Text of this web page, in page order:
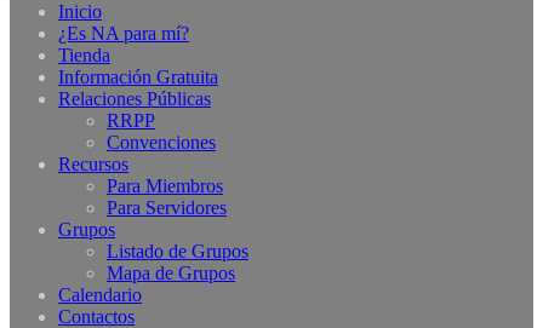
Inicio
¿Es NA para mí?
Tienda
Información Gratuita
Relaciones Públicas
RRPP
Convenciones
Recursos
Para Miembros
Para Servidores
Grupos
Listado de Grupos
Mapa de Grupos
Calendario
Contactos